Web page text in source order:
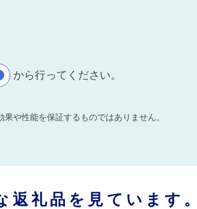
から行ってください。
や性能を保証するものではありません。
礼品を見ています。